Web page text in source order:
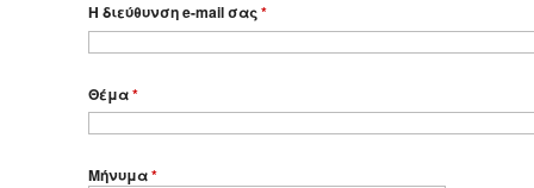
Η διεύθυνση e-mail σας*
Θέμα*
Μήνυμα*